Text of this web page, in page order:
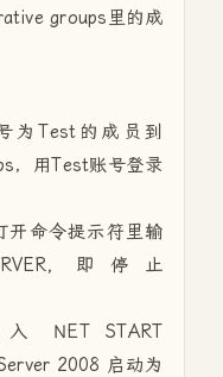
groups里的成
为Test的成员到
，用Test账号登录
开命令提示符里输
即停止
NET START
2008 启动为